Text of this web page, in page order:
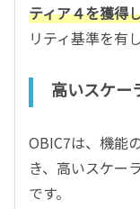
ティア４を獲得
リティ基準を有
高いスケー
OBIC7は、機能
き、高いスケー
です。